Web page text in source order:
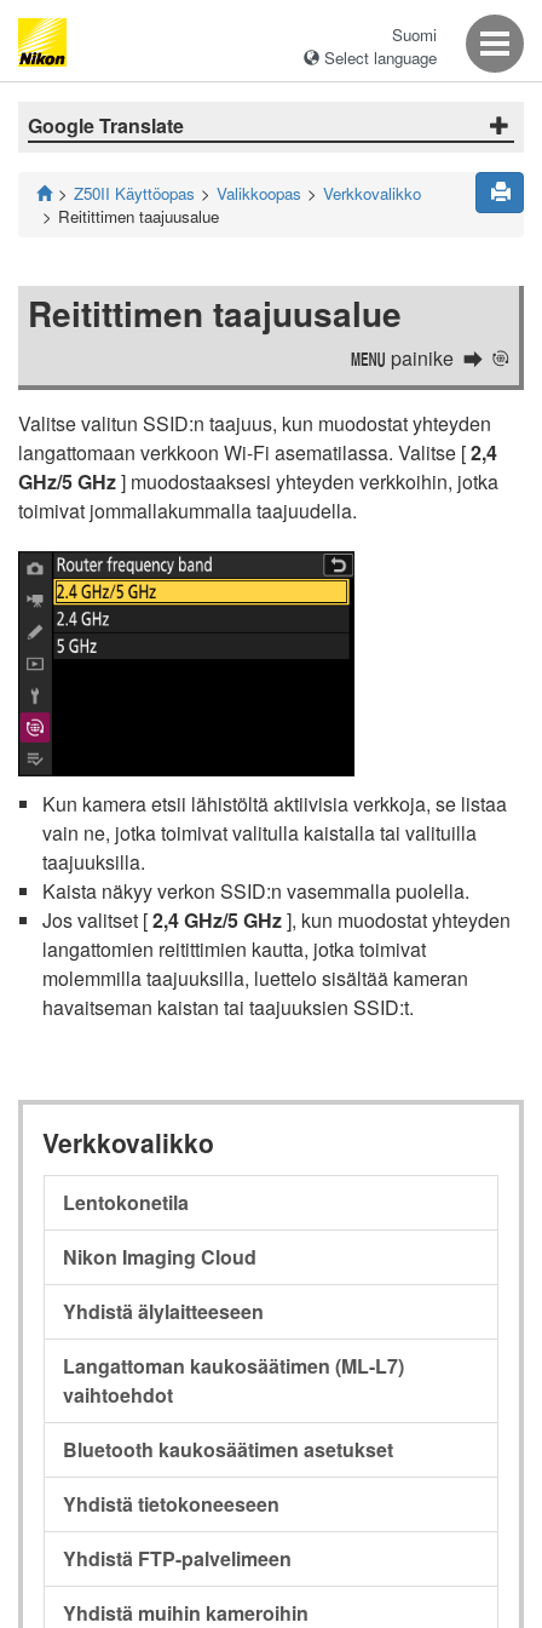
Suomi
Select language
Google Translate
Z50II Käyttöopas Valikkoopas
Verkkovalikko
Reitittimen taajuusalue
Reitittimen taajuusalue
G painike a
Valitse valitun SSID:n taajuus, kun muodostat yhteyden
langattomaan verkkoon Wi-Fi asematilassa. Valitse [2,4
GHz/5 GHz] muodostaaksesi yhteyden verkkoihin, jotka
toimivat jommallakummalla taajuudella.
Kun kamera etsii lähistöltä aktiivisia verkkoja, se listaa
vain ne, jotka toimivat valitulla kaistalla tai valituilla
taajuuksilla.
Kaista näkyy verkon SSID:n vasemmalla puolella.
Jos valitset [2,4 GHz/5 GHz], kun muodostat yhteyden
langattomien reitittimien kautta, jotka toimivat
molemmilla taajuuksilla, luettelo sisältää kameran
havaitseman kaistan tai taajuuksien SSID:t.
Verkkovalikko
Lentokonetila
Nikon Imaging Cloud
Yhdistä älylaitteeseen
Langattoman kaukosäätimen (ML-L7)
vaihtoehdot
Bluetooth kaukosäätimen asetukset
Yhdistä tietokoneeseen
Yhdistä FTP-palvelimeen
Yhdistä muihin kameroihin